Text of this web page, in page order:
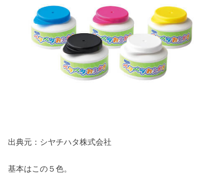
出典元：シヤチハタ株式会社
基本はこの５色。